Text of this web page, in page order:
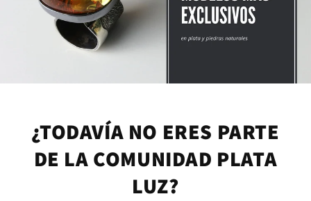
¿TODAVÍA NO ERES PARTE
DE LA COMUNIDAD PLATA
LUZ?